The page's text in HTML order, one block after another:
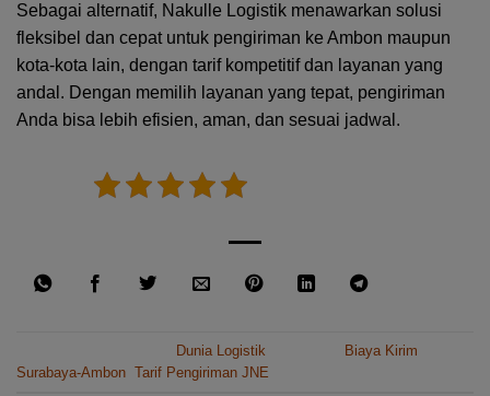
Sebagai alternatif, Nakulle Logistik menawarkan solusi
fleksibel dan cepat untuk pengiriman ke Ambon maupun
kota-kota lain, dengan tarif kompetitif dan layanan yang
andal. Dengan memilih layanan yang tepat, pengiriman
Anda bisa lebih efisien, aman, dan sesuai jadwal.
Dunia Logistik
Biaya Kirim
Surabaya-Ambon Tarif Pengiriman JNE